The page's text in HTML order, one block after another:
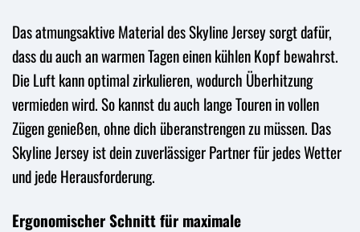
Das atmungsaktive Material des Skyline Jersey sorgt dafür,
dass du auch an warmen Tagen einen kühlen Kopf bewahrst.
Die Luft kann optimal zirkulieren, wodurch Überhitzung
vermieden wird. So kannst du auch lange Touren in vollen
Zügen genießen, ohne dich überanstrengen zu müssen. Das
Skyline Jersey ist dein zuverlässiger Partner für jedes Wetter
und jede Herausforderung.
Ergonomischer Schnitt für maximale